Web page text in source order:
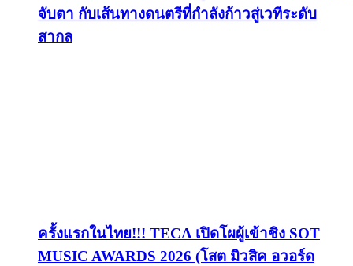
จับตา กับเส้นทางดนตรีที่กำลังก้าวสู่เวทีระดับ
สากล
ครั้งแรกในไทย!!! TECA เปิดโผผู้เข้าชิง SOT
MUSIC AWARDS 2026 (โสต มิวสิค อวอร์ด